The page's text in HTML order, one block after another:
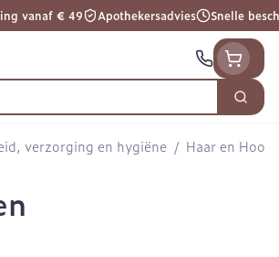
vanaf € 49 Apothekersadvies Snelle
Zoek
verzorging en hygiëne / Haar en Hoofd